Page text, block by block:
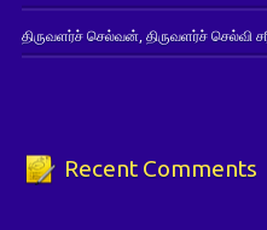
திருவளர்ச் செல்வன், திருவளர்ச் செல்வி
Recent Comments